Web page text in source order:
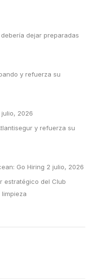
dejar preparadas
y refuerza su
julio, 2026
y refuerza su
Go Hiring 2 julio, 2026
estratégico del Club